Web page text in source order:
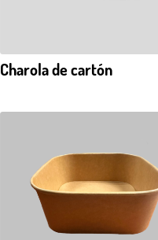
Charola de cartón